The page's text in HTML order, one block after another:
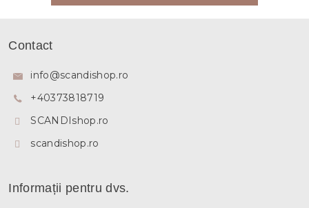
Contact
info@scandishop.ro
+40373818719
SCANDIshop.ro
scandishop.ro
Informații pentru dvs.